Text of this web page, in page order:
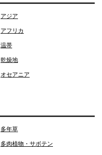
アジア
アフリカ
温帯
乾燥地
オセアニア
多年草
多肉植物・サボテン